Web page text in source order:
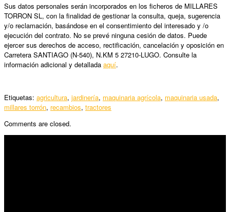
Sus datos personales serán incorporados en los ficheros de MILLARES
TORRON SL, con la finalidad de gestionar la consulta, queja, sugerencia
y/o reclamación, basándose en el consentimiento del interesado y /o
ejecución del contrato. No se prevé ninguna cesión de datos. Puede
ejercer sus derechos de acceso, rectificación, cancelación y oposición en
Carretera SANTIAGO (N-540), N.KM 5 27210-LUGO. Consulte la
información adicional y detallada aquí.
Etiquetas: agricultura, jardinería, maquinaria agrícola, maquinaria usada,
millares torrón, recambios, tractores
Comments are closed.